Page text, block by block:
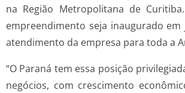
na Região Metropolitana de
empreendimento seja inaugurado
atendimento da empresa para toda a
“O Paraná tem essa posição
negócios, com crescimento